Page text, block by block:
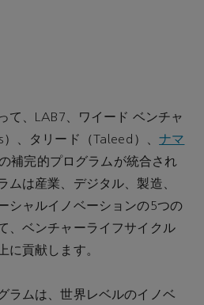
て、 LAB7、
ワイード ベンチャ
、タリード（Taleed）、ナマ
補完的プログラムが統合され
ムは産業、デジタル、製造、
シャルイノベーションの5つの
、ベンチャーライフサイクル
に貢献します。
ラムは、世界レベルのイノベ